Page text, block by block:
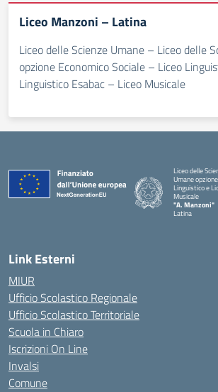
Liceo Manzoni – Latina
Liceo delle Scienze Umane – Liceo delle
opzione Economico Sociale – Liceo
Linguistico Esabac – Liceo Musicale
Liceo delle
Umane
Linguistico e
Musicale
"A. Manzoni"
Latina
Link Esterni
MIUR
Ufficio Scolastico Regionale
Ufficio Scolastico Territoriale
Scuola in Chiaro
Iscrizioni On Line
Invalsi
Comune